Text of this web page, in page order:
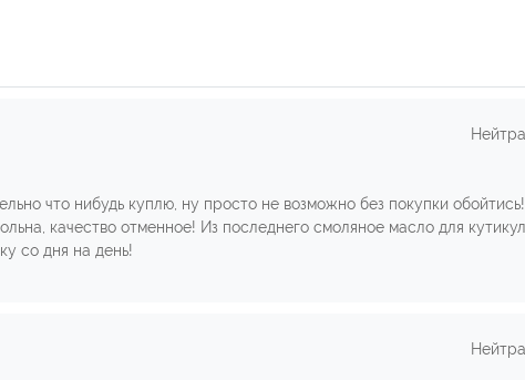
что нибудь куплю, ну просто не возможно без покупки
качество отменное! Из последнего смоляное масло для
со дня на день!